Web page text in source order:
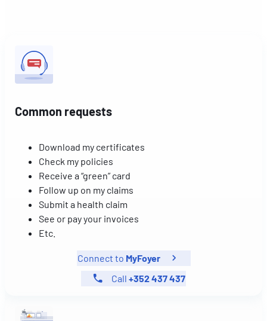
Common requests
Download my certificates
Check my policies
Receive a “green” card
Follow up on my claims
Submit a health claim
See or pay your invoices
Etc.
Connect to MyFoyer
Call +352 437 437